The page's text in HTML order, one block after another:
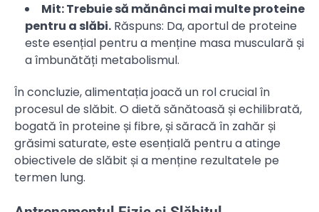
Mit: Trebuie să mănânci mai multe proteine
pentru a slăbi. Răspuns: Da, aportul de proteine
este esențial pentru a menține masa musculară și
a îmbunătăți metabolismul.
În concluzie, alimentația joacă un rol crucial în
procesul de slăbit. O dietă sănătoasă și echilibrată,
bogată în proteine și fibre, și săracă în zahăr și
grăsimi saturate, este esențială pentru a atinge
obiectivele de slăbit și a menține rezultatele pe
termen lung.